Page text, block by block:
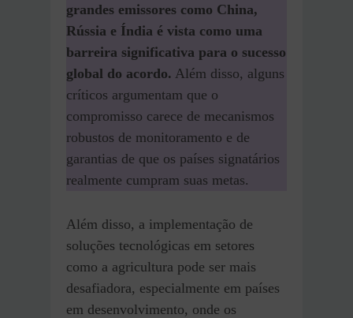
grandes emissores como China,
Rússia e Índia é vista como uma
barreira significativa para o sucesso
global do acordo. Além disso, alguns
críticos argumentam que o
compromisso carece de mecanismos
robustos de monitoramento e de
garantias de que os países signatários
realmente cumpram suas metas.
Além disso, a implementação de
soluções tecnológicas em setores
como a agricultura pode ser mais
desafiadora, especialmente em países
em desenvolvimento, onde os